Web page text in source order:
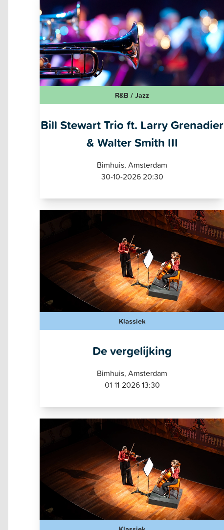
R&B / Jazz
Bill Stewart Trio ft. Larry Grenadier
& Walter Smith III
Bimhuis, Amsterdam
30-10-2026 20:30
Klassiek
De vergelijking
Bimhuis, Amsterdam
01-11-2026 13:30